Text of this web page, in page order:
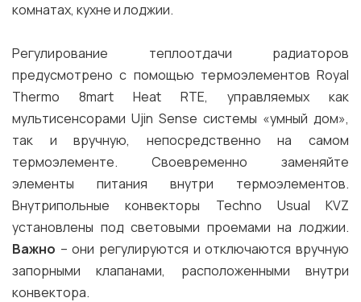
комнатах, кухне и лоджии.
Регулирование теплоотдачи радиаторов
предусмотрено с помощью термоэлементов Royal
Thermo 8mart Heat RTE, управляемых как
мультисенсорами Ujin Sense системы «умный дом»,
так и вручную, непосредственно на самом
термоэлементе. Своевременно заменяйте
элементы питания внутри термоэлементов.
Внутрипольные конвекторы Techno Usual KVZ
установлены под световыми проемами на лоджии.
Важно – они регулируются и отключаются вручную
запорными клапанами, расположенными внутри
конвектора.